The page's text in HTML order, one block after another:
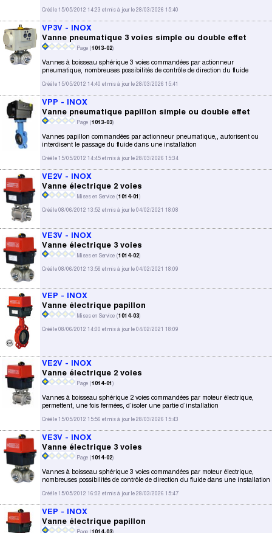
Créé le 15/05/2012 14:23 et mis à jour le 28/03/2026 15:40
VP3V - INOX
Vanne pneumatique 3 voies simple ou double effet
Page (1013-02)
Vannes à boisseau sphérique 3 voies commandées par actionneur
pneumatique, nombreuses possibilités de contrôle de direction du fluide
Créé le 15/05/2012 14:40 et mis à jour le 28/03/2026 15:41
VPP - INOX
Vanne pneumatique papillon simple ou double effet
Page (1013-03)
Vannes papillon commandées par actionneur pneumatique,, autorisent ou
interdisent le passage du fluide dans une installation
Créé le 15/05/2012 14:45 et mis à jour le 28/03/2026 15:34
VE2V - INOX
Vanne électrique 2 voies
Mises en Service (1014-01 )
Créé le 08/06/2012 13:52 et mis à jour le 04/02/2021 18:08
VE3V - INOX
Vanne électrique 3 voies
Mises en Service (1014-02)
Créé le 08/06/2012 13:56 et mis à jour le 04/02/2021 18:09
VEP - INOX
Vanne électrique papillon
Mises en Service (1014-03)
Créé le 08/06/2012 14:00 et mis à jour le 04/02/2021 18:09
VE2V - INOX
Vanne électrique 2 voies
Page (1014-01 )
Vannes à boisseau sphérique 2 voies commandées par moteur électrique,
permettent, une fois fermées, d’isoler une partie d’installation
Créé le 15/05/2012 15:56 et mis à jour le 28/03/2026 15:43
VE3V - INOX
Vanne électrique 3 voies
Page (1014-02)
Vannes à boisseau sphérique 3 voies commandées par moteur électrique,
nombreuses possibilités de contrôle de direction du fluide dans une installation
Créé le 15/05/2012 16:02 et mis à jour le 28/03/2026 15:47
VEP - INOX
Vanne électrique papillon
Page (1014-03)